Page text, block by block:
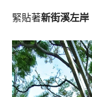
緊貼著新街溪左岸